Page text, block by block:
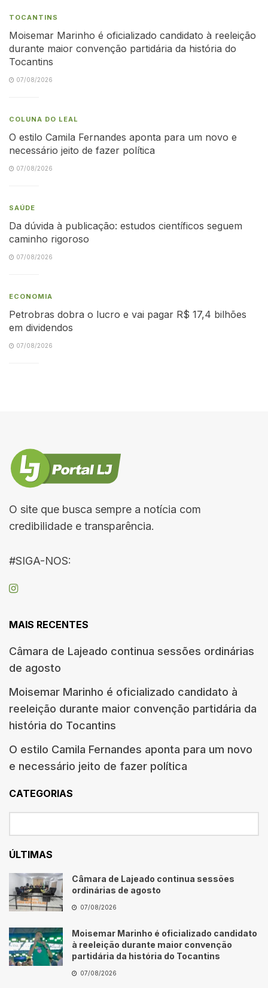
TOCANTINS
Moisemar Marinho é oficializado candidato à reeleição
durante maior convenção partidária da história do
Tocantins
07/08/2026
COLUNA DO LEAL
O estilo Camila Fernandes aponta para um novo e
necessário jeito de fazer política
07/08/2026
SAÚDE
Da dúvida à publicação: estudos científicos seguem
caminho rigoroso
07/08/2026
ECONOMIA
Petrobras dobra o lucro e vai pagar R$ 17,4 bilhões
em dividendos
07/08/2026
O site que busca sempre a notícia com
credibilidade e transparência.
#SIGA-NOS:
MAIS RECENTES
Câmara de Lajeado continua sessões ordinárias
de agosto
Moisemar Marinho é oficializado candidato à
reeleição durante maior convenção partidária da
história do Tocantins
O estilo Camila Fernandes aponta para um novo
e necessário jeito de fazer política
CATEGORIAS
ÚLTIMAS
Câmara de Lajeado continua sessões
ordinárias de agosto
07/08/2026
Moisemar Marinho é oficializado candidato
à reeleição durante maior convenção
partidária da história do Tocantins
07/08/2026